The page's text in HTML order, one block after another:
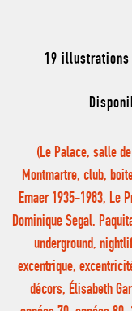
19 illustrations
(Le Palace, salle
Montmartre, club,
Emaer 1935-1983, Le
Dominique Segal,
underground,
excentrique,
décors, Élisabeth